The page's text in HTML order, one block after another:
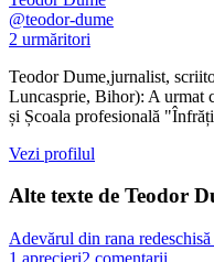
@teodor-dume
2 urmăritori
Teodor Dume,jurnalist,
Luncasprie, Bihor): A urmat
și Școala profesională
Vezi profilul
Alte texte de Teodor
Adevărul din rana
1 aprecieri2 comentarii